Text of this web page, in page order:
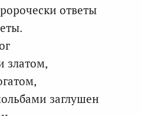
ответы
златом,
заглушен